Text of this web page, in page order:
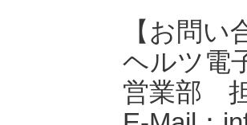
【お問い
ヘルツ電
営業部